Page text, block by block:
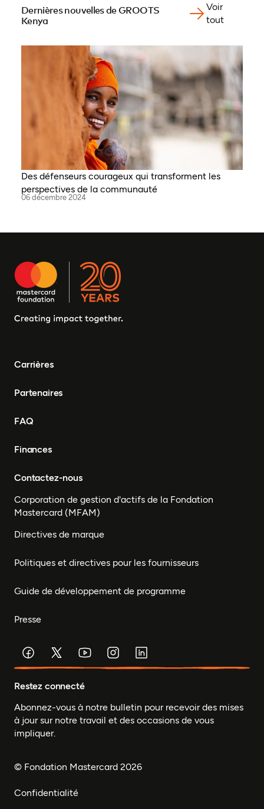
Dernières nouvelles de GROOTS
Kenya
Voir
tout
Des défenseurs courageux qui transforment les
perspectives de la communauté
06 décembre 2024
Carrières
Partenaires
FAQ
Finances
Contactez-nous
Corporation de gestion d'actifs de la Fondation
Mastercard (MFAM)
Directives de marque
Politiques et directives pour les fournisseurs
Guide de développement de programme
Presse
Restez connecté
Abonnez-vous à notre bulletin pour recevoir des mises
à jour sur notre travail et des occasions de vous
impliquer.
© Fondation Mastercard 2026
Confidentialité